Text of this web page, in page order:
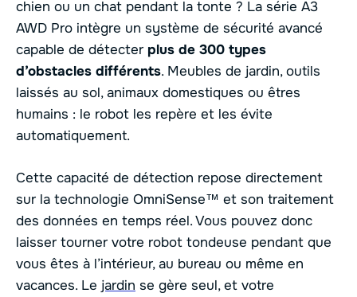
chien ou un chat pendant la tonte ? La série A3
AWD Pro intègre un système de sécurité avancé
capable de détecter plus de 300 types
d’obstacles différents. Meubles de jardin, outils
laissés au sol, animaux domestiques ou êtres
humains : le robot les repère et les évite
automatiquement.
Cette capacité de détection repose directement
sur la technologie OmniSense™ et son traitement
des données en temps réel. Vous pouvez donc
laisser tourner votre robot tondeuse pendant que
vous êtes à l’intérieur, au bureau ou même en
vacances. Le jardin se gère seul, et votre